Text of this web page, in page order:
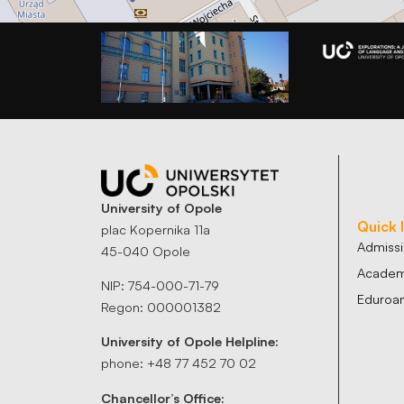
University of Opole
plac Kopernika 11a
45-040 Opole
NIP: 754-000-71-79
Regon: 000001382
University of Opole Helpline:
phone: +48 77 452 70 02
Chancellor’s Office:
Quick